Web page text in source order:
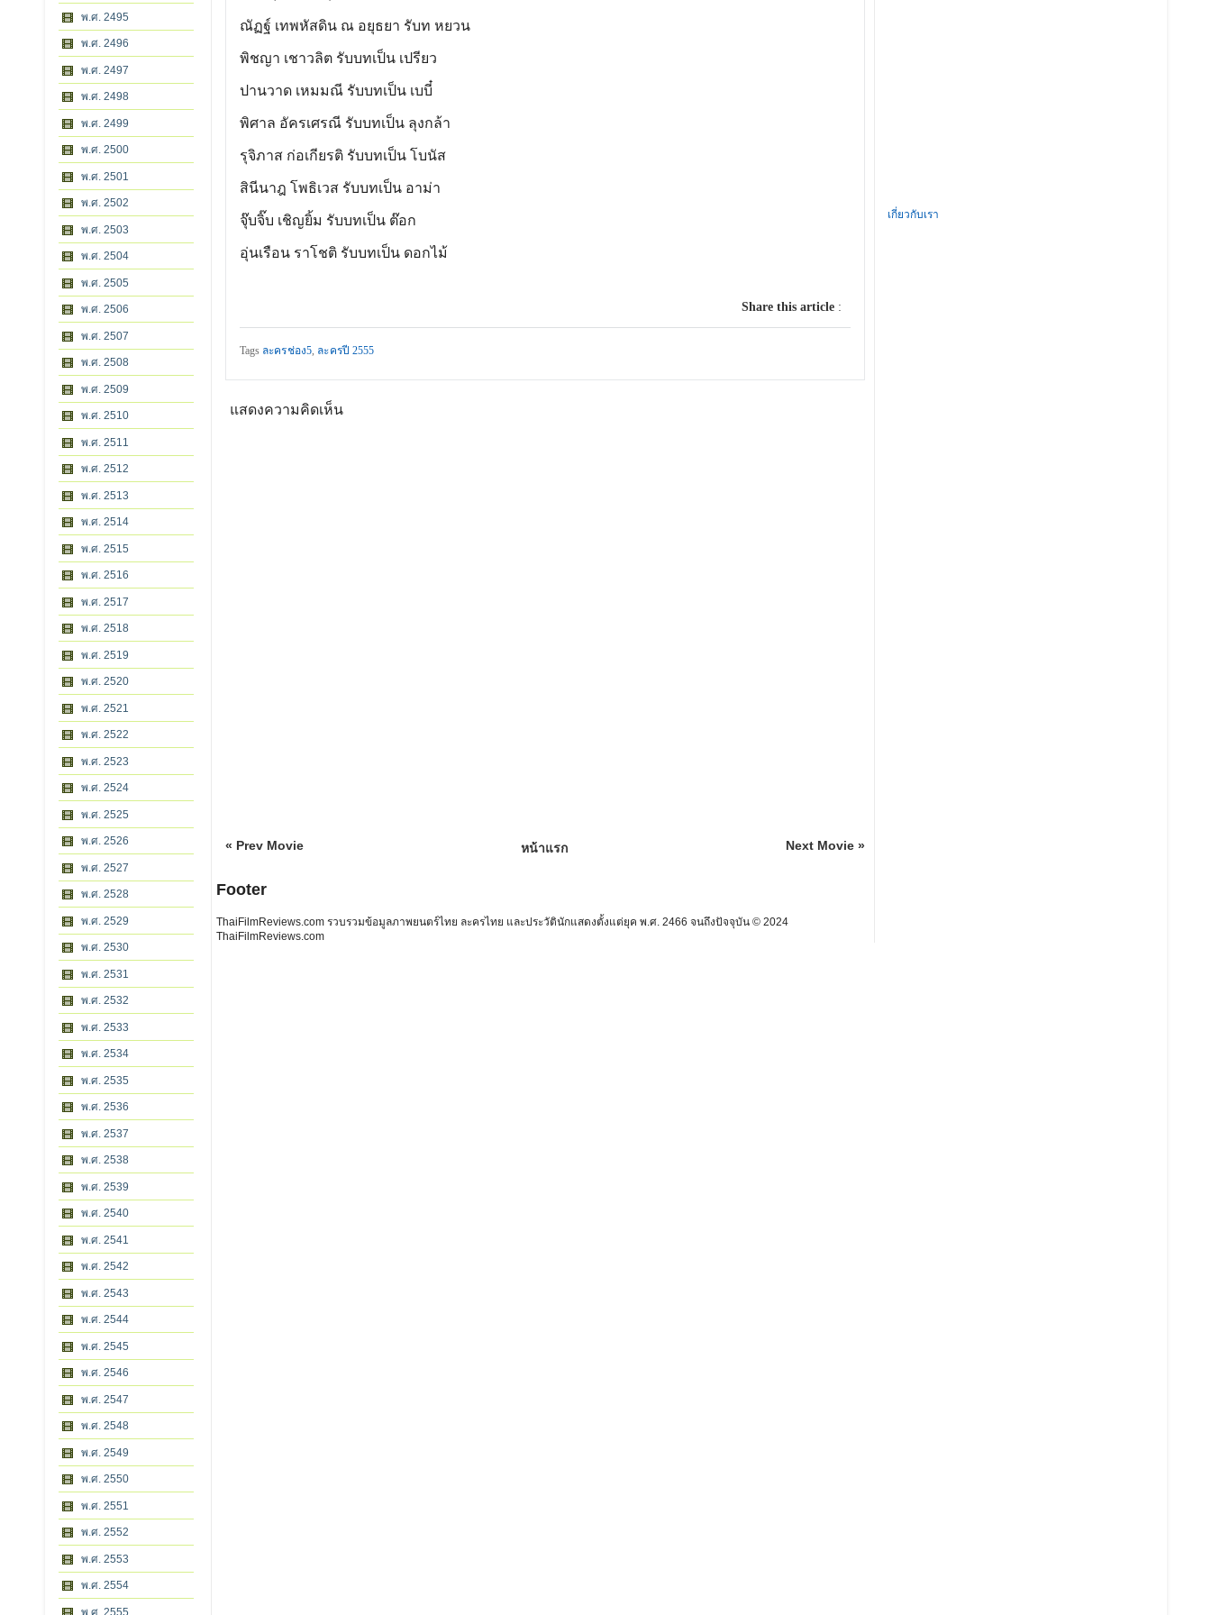
พ.ศ. 2495
พ.ศ. 2496
พ.ศ. 2497
พ.ศ. 2498
พ.ศ. 2499
พ.ศ. 2500
พ.ศ. 2501
พ.ศ. 2502
พ.ศ. 2503
พ.ศ. 2504
พ.ศ. 2505
พ.ศ. 2506
พ.ศ. 2507
พ.ศ. 2508
พ.ศ. 2509
พ.ศ. 2510
พ.ศ. 2511
พ.ศ. 2512
พ.ศ. 2513
พ.ศ. 2514
พ.ศ. 2515
พ.ศ. 2516
พ.ศ. 2517
พ.ศ. 2518
พ.ศ. 2519
พ.ศ. 2520
พ.ศ. 2521
พ.ศ. 2522
พ.ศ. 2523
พ.ศ. 2524
พ.ศ. 2525
พ.ศ. 2526
พ.ศ. 2527
พ.ศ. 2528
พ.ศ. 2529
พ.ศ. 2530
พ.ศ. 2531
พ.ศ. 2532
พ.ศ. 2533
พ.ศ. 2534
พ.ศ. 2535
พ.ศ. 2536
พ.ศ. 2537
พ.ศ. 2538
พ.ศ. 2539
พ.ศ. 2540
พ.ศ. 2541
พ.ศ. 2542
พ.ศ. 2543
พ.ศ. 2544
พ.ศ. 2545
พ.ศ. 2546
พ.ศ. 2547
พ.ศ. 2548
พ.ศ. 2549
พ.ศ. 2550
พ.ศ. 2551
พ.ศ. 2552
พ.ศ. 2553
พ.ศ. 2554
พ.ศ. 2555
ณัฏฐ์ เทพหัสดิน ณ อยุธยา รับท หยวน
พิชญา เชาวลิต รับบทเป็น เปรียว
ปานวาด เหมมณี รับบทเป็น เบบี๋
พิศาล อัครเศรณี รับบทเป็น ลุงกล้า
รุจิภาส ก่อเกียรติ รับบทเป็น โบนัส
สินีนาฎ โพธิเวส รับบทเป็น อาม่า
จุ๊บจิ๊บ เชิญยิ้ม รับบทเป็น ต๊อก
อุ่นเรือน ราโชติ รับบทเป็น ดอกไม้
Share this article:
Tags ละครช่อง5, ละครปี 2555
แสดงความคิดเห็น
« Prev Movie Next Movie »
หน้าแรก
Footer
ThaiFilmReviews.com รวบรวมข้อมูลภาพยนตร์ไทย ละครไทย และประวัตินักแสดงตั้งแต่ยุค พ.ศ. 2466 จนถึงปัจจุบัน © 2024
ThaiFilmReviews.com
เกี่ยวกับเรา